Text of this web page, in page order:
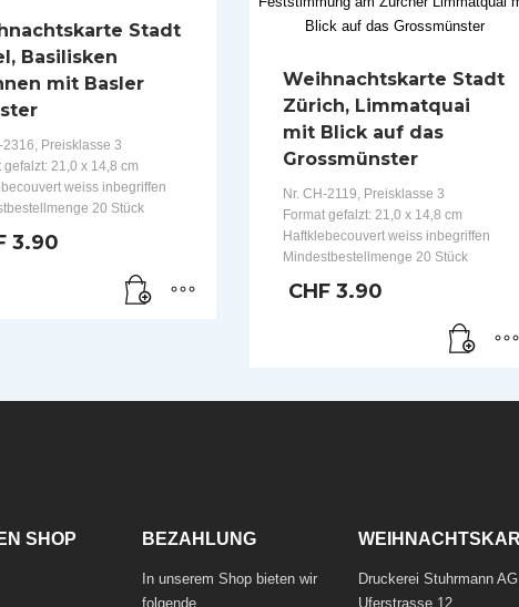
Stadt
Basilisken
mit Basler
2316, Preisklasse 3
gefalzt: 21,0 x 14,8 cm
weiss inbegriffen
20 Stück
3.90
Weihnachtskarte Stadt
Zürich, Limmatquai
mit Blick auf das
Grossmünster
Nr. CH-2119, Preisklasse 3
Format gefalzt: 21,0 x 14,8 cm
Haftklebecouvert weiss inbegriffen
Mindestbestellmenge 20 Stück
CHF3.90
SHOP BEZAHLUNG
In unserem Shop bieten wir
folgende
Druckerei Stuhrmann AG
Uferstrasse 12